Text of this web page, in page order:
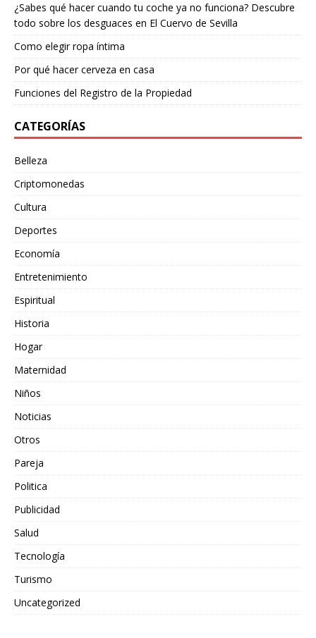
¿Sabes qué hacer cuando tu coche ya no funciona? Descubre
todo sobre los desguaces en El Cuervo de Sevilla
Como elegir ropa íntima
Por qué hacer cerveza en casa
Funciones del Registro de la Propiedad
CATEGORÍAS
Belleza
Criptomonedas
Cultura
Deportes
Economía
Entretenimiento
Espiritual
Historia
Hogar
Maternidad
Niños
Noticias
Otros
Pareja
Politica
Publicidad
Salud
Tecnología
Turismo
Uncategorized